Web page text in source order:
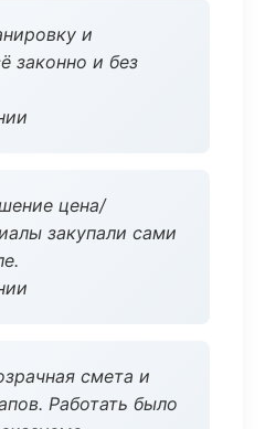
и
законно и без
цена/
закупали сами
смета и
Работать было